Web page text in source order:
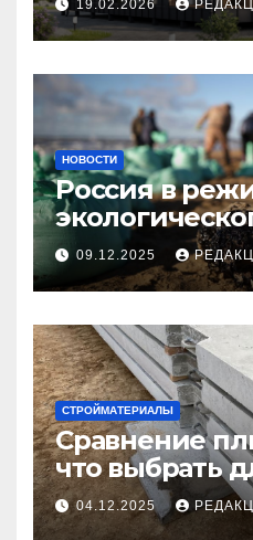
19.02.2026
НОВОСТИ
Россия в
09.12.2025
СТРОЙМАТЕРИАЛЫ
Сравнение
что выбрать
долговечного
покрытия
04.12.2025